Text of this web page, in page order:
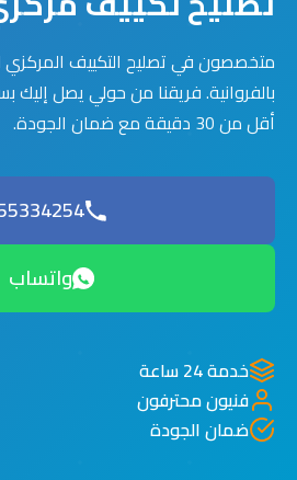
متخصصون في تصليح التكييف
بالفروانية. فريقنا من حولي يصل
أقل من 30 دقيقة مع ضمان الجودة.
واتساب
خدمة 24 ساعة
فنيون محترفون
ضمان الجودة